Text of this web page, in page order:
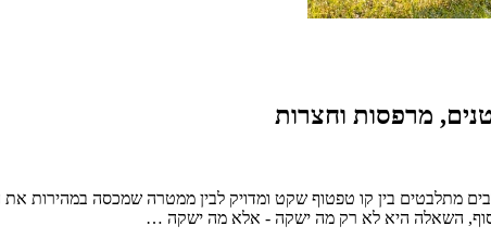
מרפסות וחצרות
מתלבטים בין קו טפטוף שקט ומדויק לבין ממטרה שמכסה במהירות
בסוף, השאלה היא לא רק מה ישקה - אלא מה ישקה …